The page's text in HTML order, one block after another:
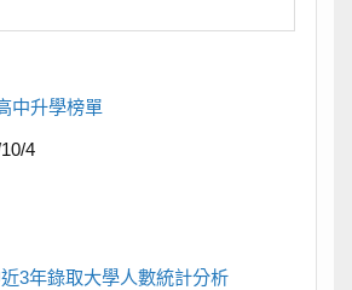
中升學榜單
4
3年錄取大學人數統計分析